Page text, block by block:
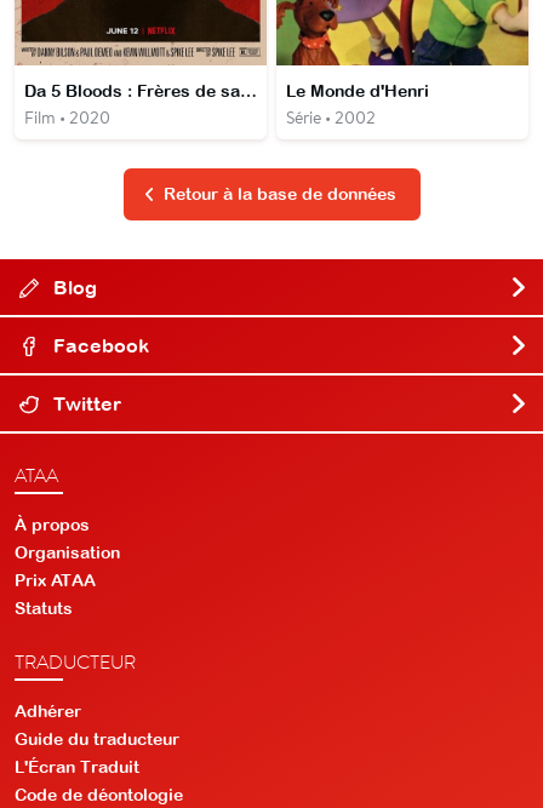
Da 5 Bloods : Frères de sang
Film • 2020
Le Monde d'Henri
Série • 2002
Retour à la base de données
Blog
Facebook
Twitter
ATAA
À propos
Organisation
Prix ATAA
Statuts
TRADUCTEUR
Adhérer
Guide du traducteur
L'Écran Traduit
Code de déontologie